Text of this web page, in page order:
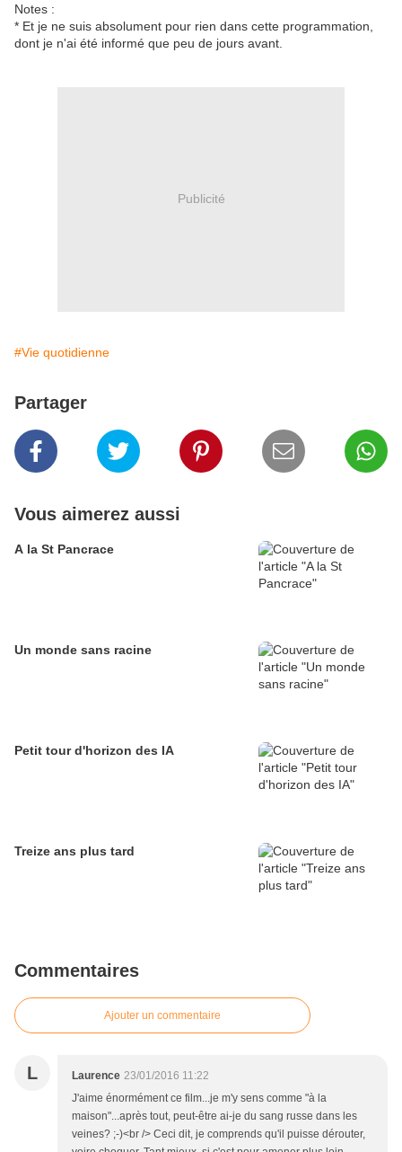
Notes :
* Et je ne suis absolument pour rien dans cette programmation,
dont je n'ai été informé que peu de jours avant.
Publicité
#Vie quotidienne
Partager
Vous aimerez aussi
A la St Pancrace
Un monde sans racine
Petit tour d'horizon des IA
Treize ans plus tard
Commentaires
Ajouter un commentaire
L Laurence 23/01/2016 11:22
J'aime énormément ce film...je m'y sens comme "à la
maison"...après tout, peut-être ai-je du sang russe dans les
veines? ;-)<br /> Ceci dit, je comprends qu'il puisse dérouter,